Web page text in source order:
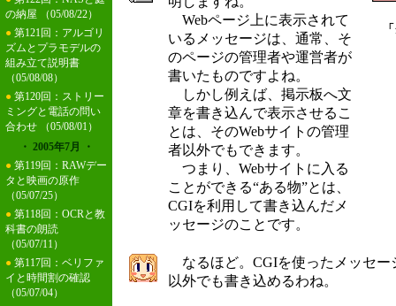
の納屋
（05/08/22）
● 第121回：アルゴリ
ズムとプラモデルの
組み立て説明書
（05/08/08）
● 第120回：ストリー
ミングと電話の問い
合わせ
（05/08/01）
・ 2005年7月 ・
● 第119回：RAWデー
タと映画の原作
（05/07/25）
● 第118回：OCRと教
科書の朗読
（05/07/11）
● 第117回：ベリファ
イと時間割の確認
（05/07/04）
Webページ上に表示されて
いるメッセージは、通常、そ
のページの管理者や運営者が
書いたものですよね。
しかし例えば、掲示板へ文
章を書き込んで表示させるこ
とは、そのWebサイトの管理
者以外でもできます。
つまり、Webサイトに入る
ことができる“ある物”とは、
CGIを利用して書き込んだメ
ッセージのことです。
なるほど。CGIを使ったメッセー
以外でも書き込めるわね。